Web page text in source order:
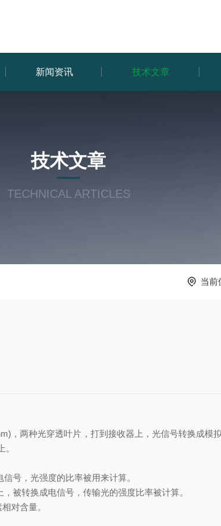
新闻资讯 技术文章
技术文章
TECHNICAL ARTICLES
当前
，两种光穿透叶片，打到接收器上，光信号转换成模
号，光强度的比率被用来计算。
被转换成电信号，传输光的强度比率被计算。
对含量。